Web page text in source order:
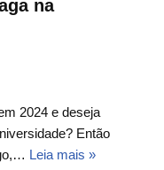
na
2024 e deseja
Então
Leia mais »